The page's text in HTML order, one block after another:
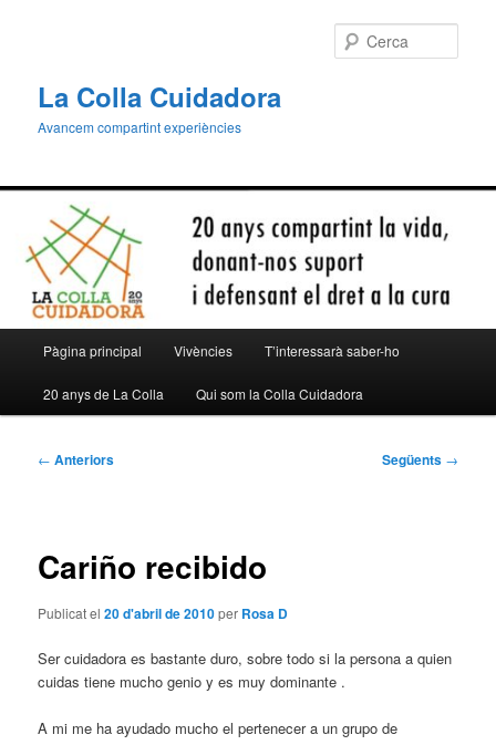
La Colla Cuidadora
Avancem compartint experiències
principal
Pàgina principal Vivències T’interessarà saber-ho
20 anys de La Colla Qui som la Colla Cuidadora
Navegació
← Anteriors Següents →
Cariño recibido
Publicat el20 d'abril de 2010per Rosa D
Ser cuidadora es bastante duro, sobre todo si la persona a quien
cuidas tiene mucho genio y es muy dominante .
A mi me ha ayudado mucho el pertenecer a un grupo de